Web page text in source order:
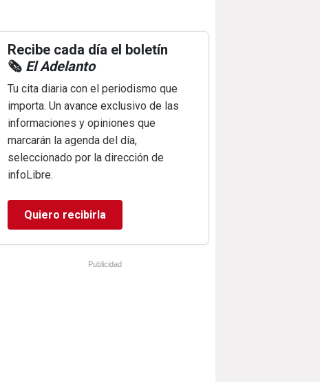
Recibe cada día el boletín
🗞️ El Adelanto
Tu cita diaria con el periodismo que
importa. Un avance exclusivo de las
informaciones y opiniones que
marcarán la agenda del día,
seleccionado por la dirección de
infoLibre.
Quiero recibirla
Publicidad